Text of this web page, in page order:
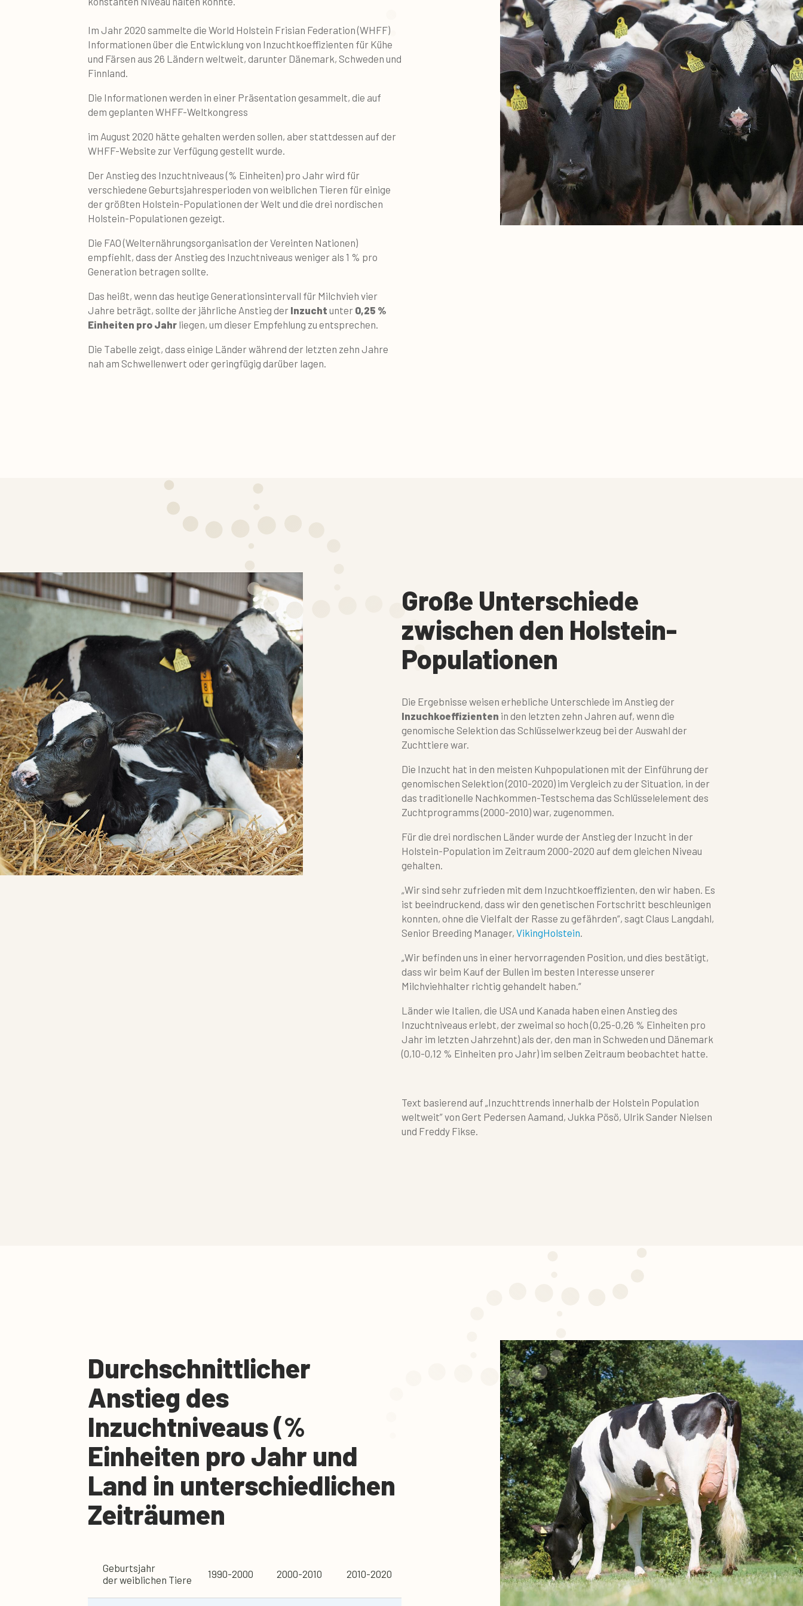
Im Jahr 2020 sammelte die World Holstein Frisian Federation (WHFF)
Informationen über die Entwicklung von Inzuchtkoeffizienten für Kühe
und Färsen aus 26 Ländern weltweit, darunter Dänemark, Schweden und
Finnland.
Die Informationen werden in einer Präsentation gesammelt, die auf
dem geplanten WHFF-Weltkongress
im August 2020 hätte gehalten werden sollen, aber stattdessen auf der
WHFF-Website zur Verfügung gestellt wurde.
Der Anstieg des Inzuchtniveaus (% Einheiten) pro Jahr wird für
verschiedene Geburtsjahresperioden von weiblichen Tieren für einige
der größten Holstein-Populationen der Welt und die drei nordischen
Holstein-Populationen gezeigt.
Die FAO (Welternährungsorganisation der Vereinten Nationen)
empfiehlt, dass der Anstieg des Inzuchtniveaus weniger als 1 % pro
Generation betragen sollte.
Das heißt, wenn das heutige Generationsintervall für Milchvieh vier
Jahre beträgt, sollte der jährliche Anstieg der Inzucht unter 0,25 %
Einheiten pro Jahr liegen, um dieser Empfehlung zu entsprechen.
Die Tabelle zeigt, dass einige Länder während der letzten zehn Jahre
nah am Schwellenwert oder geringfügig darüber lagen.
Große Unterschiede
zwischen den Holstein-
Populationen
Die Ergebnisse weisen erhebliche Unterschiede im Anstieg der
Inzuchkoeffizienten in den letzten zehn Jahren auf, wenn die
genomische Selektion das Schlüsselwerkzeug bei der Auswahl der
Zuchttiere war.
Die Inzucht hat in den meisten Kuhpopulationen mit der Einführung der
genomischen Selektion (2010-2020) im Vergleich zu der Situation, in der
das traditionelle Nachkommen-Testschema das Schlüsselelement des
Zuchtprogramms (2000-2010) war, zugenommen.
Für die drei nordischen Länder wurde der Anstieg der Inzucht in der
Holstein-Population im Zeitraum 2000-2020 auf dem gleichen Niveau
gehalten.
„Wir sind sehr zufrieden mit dem Inzuchtkoeffizienten, den wir haben. Es
ist beeindruckend, dass wir den genetischen Fortschritt beschleunigen
konnten, ohne die Vielfalt der Rasse zu gefährden“, sagt Claus Langdahl,
Senior Breeding Manager, VikingHolstein
„Wir befinden uns in einer hervorragenden Position, und dies bestätigt,
dass wir beim Kauf der Bullen im besten Interesse unserer
Milchviehhalter richtig gehandelt haben.“
Länder wie Italien, die USA und Kanada haben einen Anstieg des
Inzuchtniveaus erlebt, der zweimal so hoch (0,25-0,26 % Einheiten pro
Jahr im letzten Jahrzehnt) als der, den man in Schweden und Dänemark
(0,10-0,12 % Einheiten pro Jahr) im selben Zeitraum beobachtet hatte.
Text basierend auf „Inzuchttrends innerhalb der Holstein Population
weltweit” von Gert Pedersen Aamand, Jukka Pösö, Ulrik Sander Nielsen
und Freddy Fikse.
Durchschnittlicher
Anstieg des
Inzuchtniveaus (%
Einheiten pro Jahr und
Land in unterschiedlichen
Zeiträumen
Geburtsjahr
der weiblichen Tiere
1990-2000 2000-2010 2010-2020